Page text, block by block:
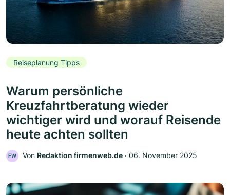
Reiseplanung Tipps
Warum persönliche
Kreuzfahrtberatung wieder
wichtiger wird und worauf Reisende
heute achten sollten
FW Von Redaktion firmenweb.de ‧ 06. November 2025